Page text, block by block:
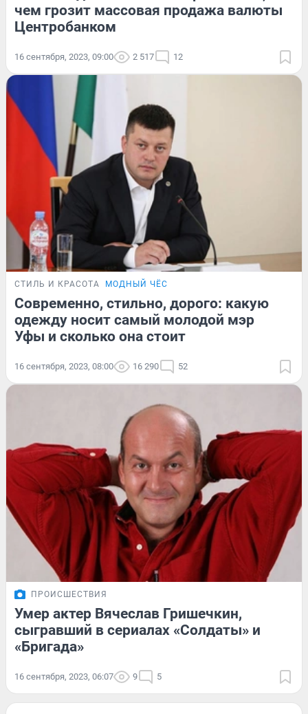
чем грозит массовая продажа валюты
Центробанком
16 сентября, 2023, 09:00 2 517 12
СТИЛЬ И КРАСОТА МОДНЫЙ ЧЁС
Современно, стильно, дорого: какую
одежду носит самый молодой мэр
Уфы и сколько она стоит
16 сентября, 2023, 08:00 16 290 52
ПРОИСШЕСТВИЯ
Умер актер Вячеслав Гришечкин,
сыгравший в сериалах «Солдаты» и
«Бригада»
16 сентября, 2023, 06:07 9 5